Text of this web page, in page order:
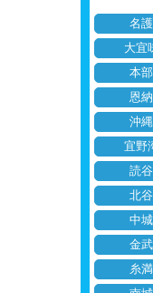
名
大宜
本部
恩
沖
宜野
読
北谷
中
金武
糸